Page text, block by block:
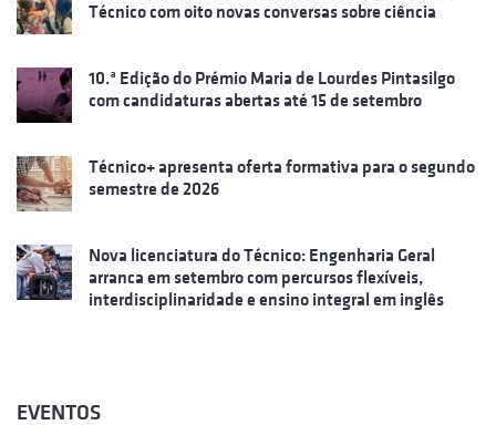
Técnico com oito novas conversas sobre ciência
10.ª Edição do Prémio Maria de Lourdes Pintasilgo
com candidaturas abertas até 15 de setembro
Técnico+ apresenta oferta formativa para o segundo
semestre de 2026
Nova licenciatura do Técnico: Engenharia Geral
arranca em setembro com percursos flexíveis,
interdisciplinaridade e ensino integral em inglês
EVENTOS